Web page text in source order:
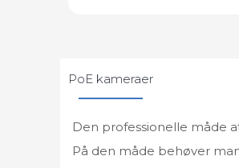
PoE kameraer
Den professionelle måde
På den måde behøver